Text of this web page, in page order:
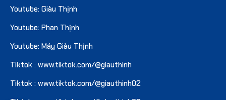
Youtube: Giàu Thịnh
Youtube: Phan Thịnh
Youtube: Máy Giàu Thịnh
Tiktok : www.tiktok.com/@giauthinh
Tiktok : www.tiktok.com/@giauthinh02